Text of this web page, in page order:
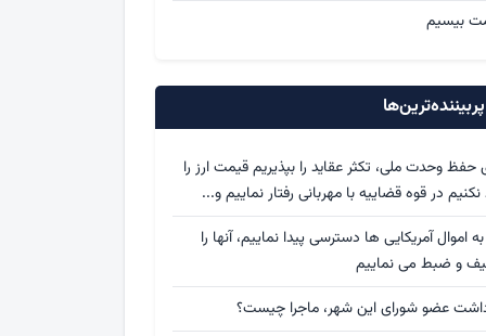
بیسیم
حفظ وحدت ملی، تکثر عقاید را بپذیریم قیمت ارز را
نکنیم در قوه قضاییه با مهربانی رفتار نماییم و...
به اموال آمریکایی ها دسترسی پیدا نماییم، آنها را
و ضبط می نماییم
عضو شورای این شهر، ماجرا چیست؟